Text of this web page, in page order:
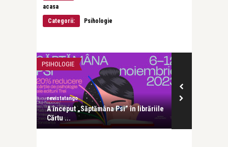
acasa
Categorii:
Psihologie
PSIHOLOGIE
revistatango
A început „Săptămâna Psi” în librăriile
Cărtu ...